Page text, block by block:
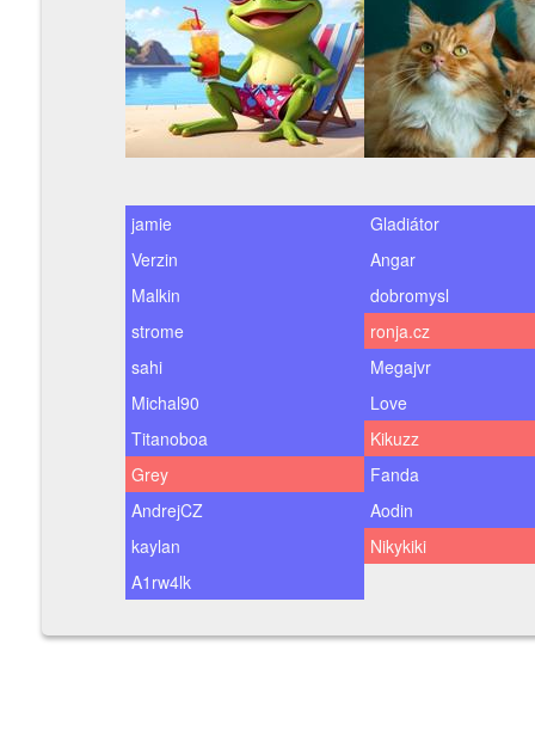
jamie
Gladiátor
Verzin
Angar
Malkin
dobromysl
strome
ronja.cz
sahi
Megajvr
Michal90
Love
Titanoboa
Kikuzz
Grey
Fanda
AndrejCZ
Aodin
kaylan
Nikykiki
A1rw4lk